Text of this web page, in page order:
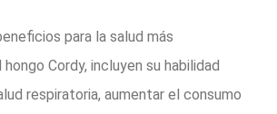
para la salud más
Cordy, incluyen su habilidad
respiratoria, aumentar el consumo